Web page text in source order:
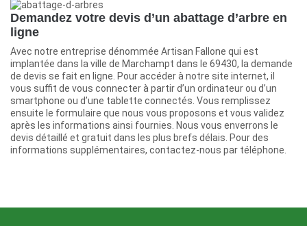
Demandez votre devis d’un abattage d’arbre en
ligne
Avec notre entreprise dénommée Artisan Fallone qui est
implantée dans la ville de Marchampt dans le 69430, la demande
de devis se fait en ligne. Pour accéder à notre site internet, il
vous suffit de vous connecter à partir d’un ordinateur ou d’un
smartphone ou d’une tablette connectés. Vous remplissez
ensuite le formulaire que nous vous proposons et vous validez
après les informations ainsi fournies. Nous vous enverrons le
devis détaillé et gratuit dans les plus brefs délais. Pour des
informations supplémentaires, contactez-nous par téléphone.